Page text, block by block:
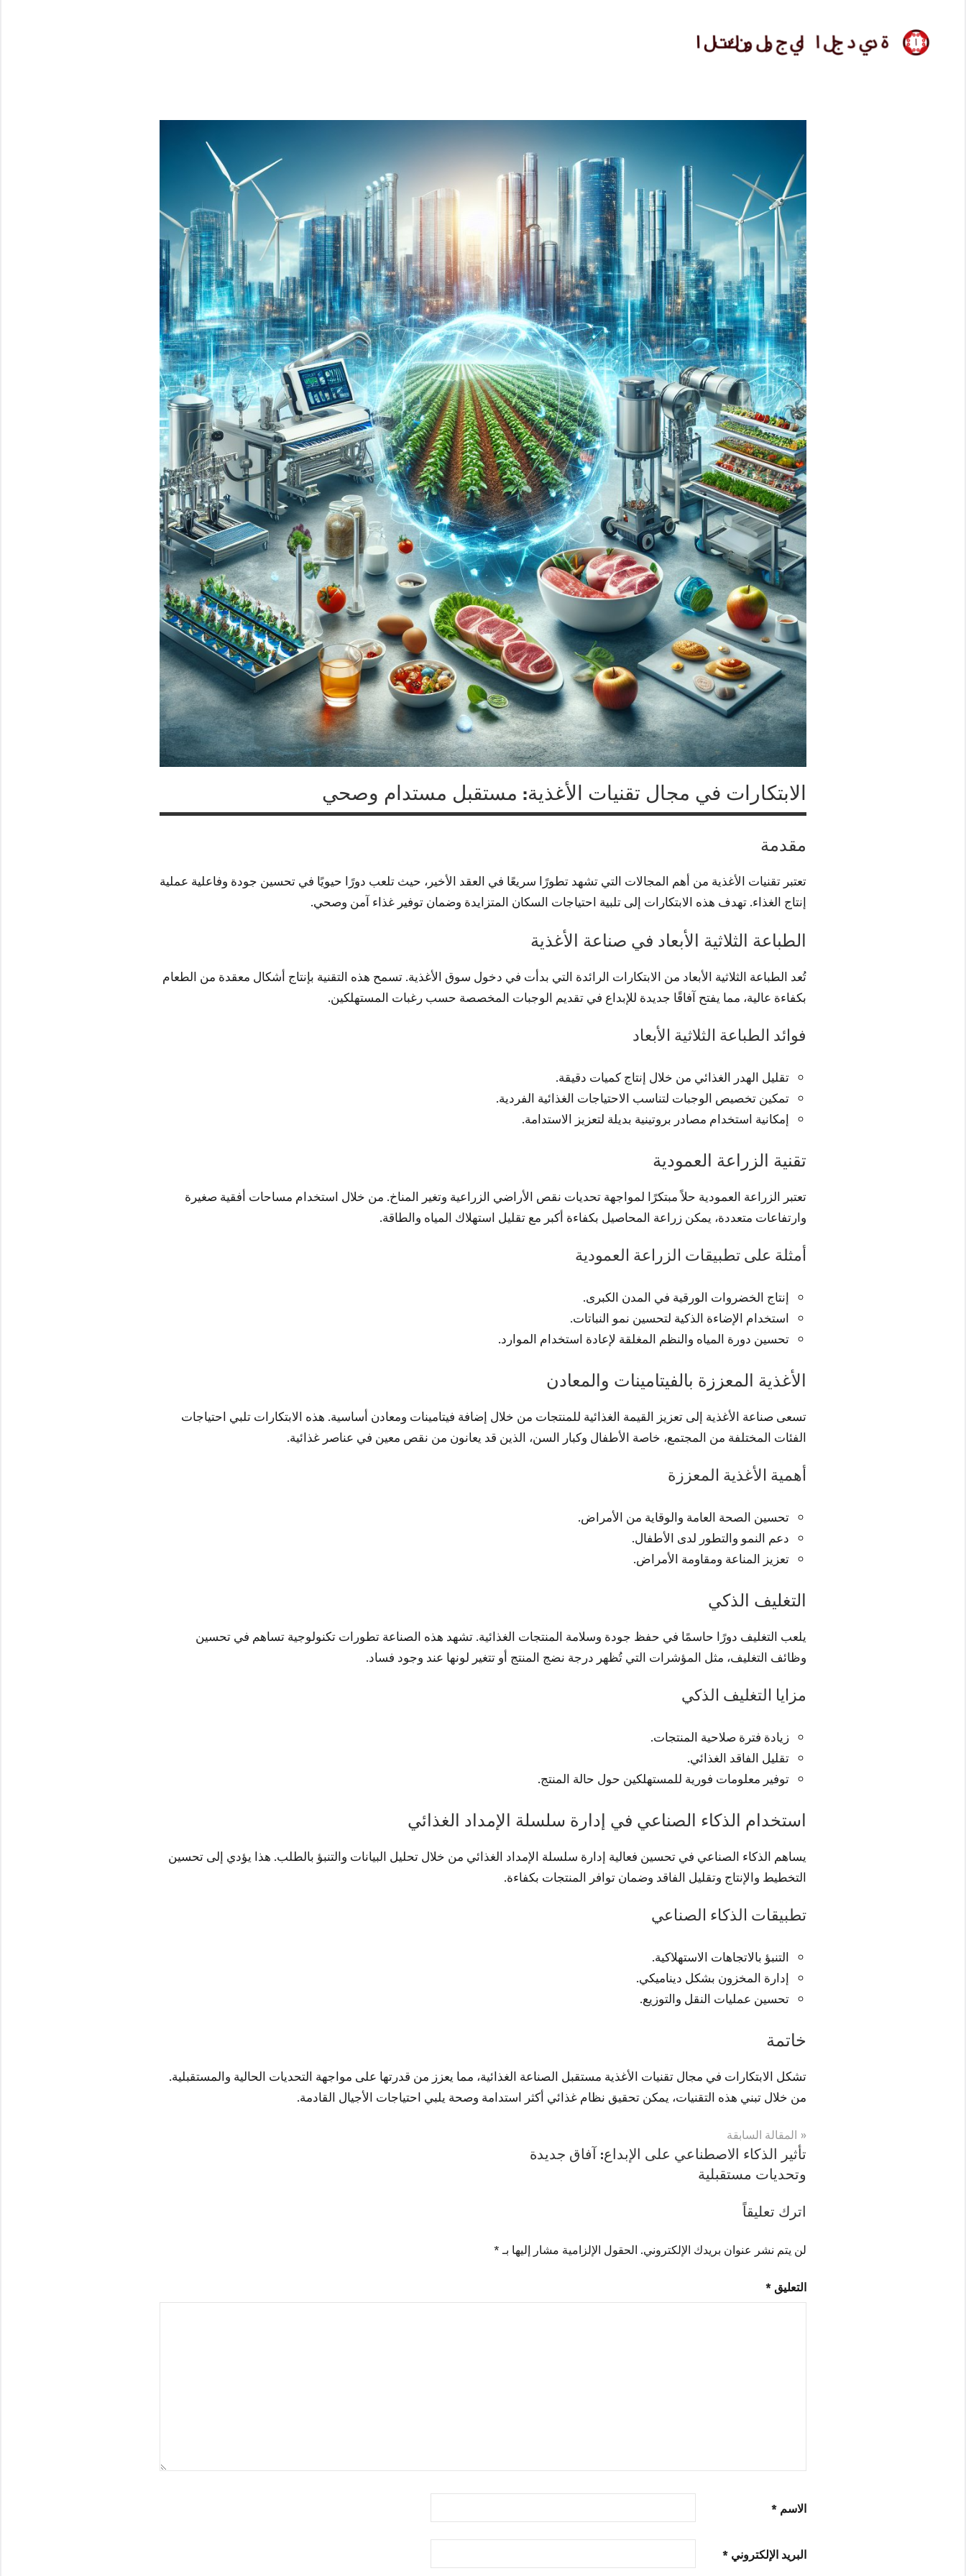
المحتوى
الابتكارات في مجال تقنيات الأغذية: مستقبل مستدام وصحي
مقدمة
تعتبر تقنيات الأغذية من أهم المجالات التي تشهد تطورًا سريعًا في العقد الأخير، حيث تلعب دورًا حيويًا في تحسين جودة وفاعلية عملية
إنتاج الغذاء. تهدف هذه الابتكارات إلى تلبية احتياجات السكان المتزايدة وضمان توفير غذاء آمن وصحي.
الطباعة الثلاثية الأبعاد في صناعة الأغذية
تُعد الطباعة الثلاثية الأبعاد من الابتكارات الرائدة التي بدأت في دخول سوق الأغذية. تسمح هذه التقنية بإنتاج أشكال معقدة من الطعام
بكفاءة عالية، مما يفتح آفاقًا جديدة للإبداع في تقديم الوجبات المخصصة حسب رغبات المستهلكين.
فوائد الطباعة الثلاثية الأبعاد
تقليل الهدر الغذائي من خلال إنتاج كميات دقيقة.
تمكين تخصيص الوجبات لتناسب الاحتياجات الغذائية الفردية.
إمكانية استخدام مصادر بروتينية بديلة لتعزيز الاستدامة.
تقنية الزراعة العمودية
تعتبر الزراعة العمودية حلاً مبتكرًا لمواجهة تحديات نقص الأراضي الزراعية وتغير المناخ. من خلال استخدام مساحات أفقية صغيرة
وارتفاعات متعددة، يمكن زراعة المحاصيل بكفاءة أكبر مع تقليل استهلاك المياه والطاقة.
أمثلة على تطبيقات الزراعة العمودية
إنتاج الخضروات الورقية في المدن الكبرى.
استخدام الإضاءة الذكية لتحسين نمو النباتات.
تحسين دورة المياه والنظم المغلقة لإعادة استخدام الموارد.
الأغذية المعززة بالفيتامينات والمعادن
تسعى صناعة الأغذية إلى تعزيز القيمة الغذائية للمنتجات من خلال إضافة فيتامينات ومعادن أساسية. هذه الابتكارات تلبي احتياجات
الفئات المختلفة من المجتمع، خاصة الأطفال وكبار السن، الذين قد يعانون من نقص معين في عناصر غذائية.
أهمية الأغذية المعززة
تحسين الصحة العامة والوقاية من الأمراض.
دعم النمو والتطور لدى الأطفال.
تعزيز المناعة ومقاومة الأمراض.
التغليف الذكي
يلعب التغليف دورًا حاسمًا في حفظ جودة وسلامة المنتجات الغذائية. تشهد هذه الصناعة تطورات تكنولوجية تساهم في تحسين
وظائف التغليف، مثل المؤشرات التي تُظهر درجة نضج المنتج أو تتغير لونها عند وجود فساد.
مزايا التغليف الذكي
زيادة فترة صلاحية المنتجات.
تقليل الفاقد الغذائي.
توفير معلومات فورية للمستهلكين حول حالة المنتج.
استخدام الذكاء الصناعي في إدارة سلسلة الإمداد الغذائي
يساهم الذكاء الصناعي في تحسين فعالية إدارة سلسلة الإمداد الغذائي من خلال تحليل البيانات والتنبؤ بالطلب. هذا يؤدي إلى تحسين
التخطيط والإنتاج وتقليل الفاقد وضمان توافر المنتجات بكفاءة.
تطبيقات الذكاء الصناعي
التنبؤ بالاتجاهات الاستهلاكية.
إدارة المخزون بشكل ديناميكي.
تحسين عمليات النقل والتوزيع.
خاتمة
تشكل الابتكارات في مجال تقنيات الأغذية مستقبل الصناعة الغذائية، مما يعزز من قدرتها على مواجهة التحديات الحالية والمستقبلية.
من خلال تبني هذه التقنيات، يمكن تحقيق نظام غذائي أكثر استدامة وصحة يلبي احتياجات الأجيال القادمة.
تصفّح
المقالات
المقالة السابقة
تأثير الذكاء الاصطناعي على الإبداع: آفاق جديدة
وتحديات مستقبلية
اترك تعليقاً
لن يتم نشر عنوان بريدك الإلكتروني. الحقول الإلزامية مشار إليها بـ *
التعليق *
الاسم *
البريد الإلكتروني *